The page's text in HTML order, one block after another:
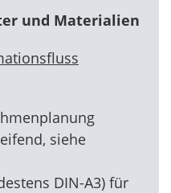
und Materialien
siehe
DIN-A3) für